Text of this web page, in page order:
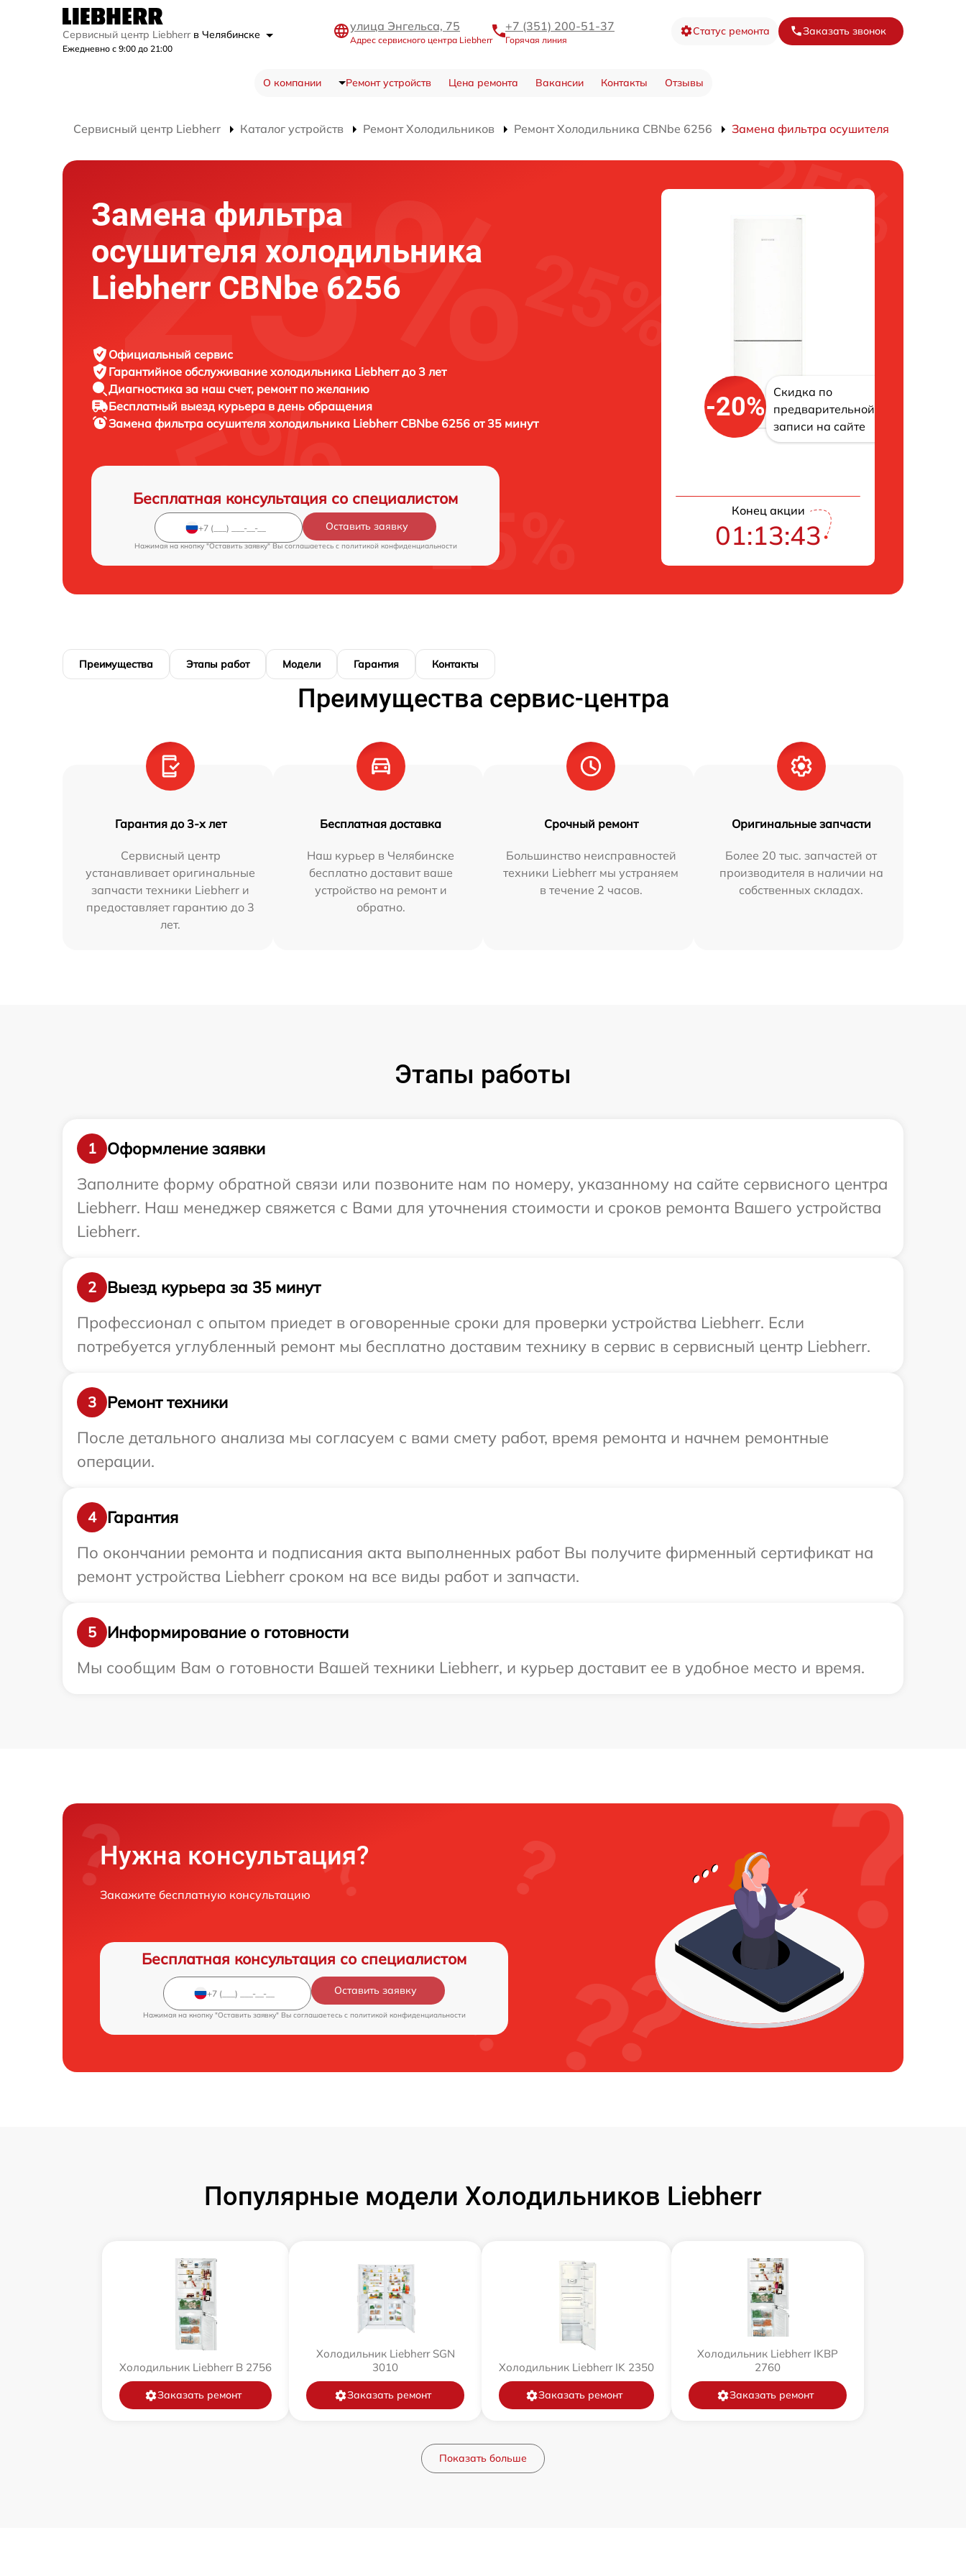
Сервисный центр Liebherr в Челябинске
Ежедневно с 9:00 до 21:00
улица Энгельса, 75
Адрес сервисного центра Liebherr
+7 (351) 200-51-37
Горячая линия
Статус ремонта Заказать звонок
О компании Ремонт устройств Цена ремонта Вакансии Контакты Отзывы
Сервисный центр Liebherr Каталог устройств Ремонт Холодильников Ремонт Холодильника CBNbe 6256 Замена фильтра осушителя
Замена фильтра
осушителя холодильника
Liebherr CBNbe 6256
Официальный сервис
Гарантийное обслуживание холодильника Liebherr до 3 лет
Диагностика за наш счет, ремонт по желанию
Бесплатный выезд курьера в день обращения
Замена фильтра осушителя холодильника Liebherr CBNbe 6256 от 35 минут
Бесплатная консультация со специалистом
Оставить заявку
Нажимая на кнопку "Оставить заявку" Вы соглашаетесь c политикой конфиденциальности
-20%
Скидка по
предварительной
записи на сайте
Конец акции
01:13:42
Преимущества Этапы работ Модели Гарантия Контакты
Преимущества сервис-центра
Гарантия до 3-х лет
Сервисный центр
устанавливает оригинальные
запчасти техники Liebherr и
предоставляет гарантию до 3
лет.
Бесплатная доставка
Наш курьер в Челябинске
бесплатно доставит ваше
устройство на ремонт и
обратно.
Срочный ремонт
Большинство неисправностей
техники Liebherr мы устраняем
в течение 2 часов.
Оригинальные запчасти
Более 20 тыс. запчастей от
производителя в наличии на
собственных складах.
Этапы работы
1
Оформление заявки
Заполните форму обратной связи или позвоните нам по номеру, указанному на сайте сервисного центра
Liebherr. Наш менеджер свяжется с Вами для уточнения стоимости и сроков ремонта Вашего устройства
Liebherr.
2
Выезд курьера за 35 минут
Профессионал с опытом приедет в оговоренные сроки для проверки устройства Liebherr. Если
потребуется углубленный ремонт мы бесплатно доставим технику в сервис в сервисный центр Liebherr.
3
Ремонт техники
После детального анализа мы согласуем с вами смету работ, время ремонта и начнем ремонтные
операции.
4
Гарантия
По окончании ремонта и подписания акта выполненных работ Вы получите фирменный сертификат на
ремонт устройства Liebherr сроком на все виды работ и запчасти.
5
Информирование о готовности
Мы сообщим Вам о готовности Вашей техники Liebherr, и курьер доставит ее в удобное место и время.
Нужна консультация?
Закажите бесплатную консультацию
Бесплатная консультация со специалистом
Оставить заявку
Нажимая на кнопку "Оставить заявку" Вы соглашаетесь c политикой конфиденциальности
Популярные модели Холодильников Liebherr
Холодильник Liebherr B 2756
Заказать ремонт
Холодильник Liebherr SGN
3010
Заказать ремонт
Холодильник Liebherr IK 2350
Заказать ремонт
Холодильник Liebherr IKBP
2760
Заказать ремонт
Показать больше